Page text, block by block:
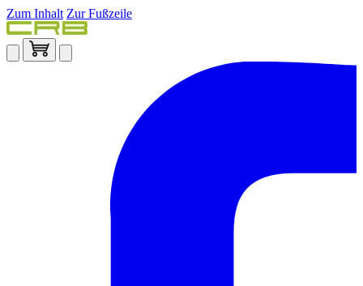
Zum Inhalt Zur Fußzeile